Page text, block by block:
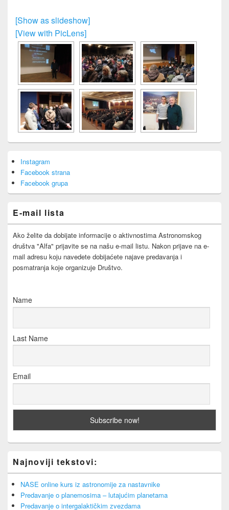
[Show as slideshow]
[View with PicLens]
Sidebar
Widget
Area
Instagram
Facebook strana
Facebook grupa
E-mail lista
Ako želite da dobijate informacije o aktivnostima Astronomskog
društva "Alfa" prijavite se na našu e-mail listu. Nakon prijave na e-
mail adresu koju navedete dobijaćete najave predavanja i
posmatranja koje organizuje Društvo.
Name
Last Name
Email
Najnoviji tekstovi:
NASE online kurs iz astronomije za nastavnike
Predavanje o planemosima – lutajućim planetama
Predavanje o intergalaktičkim zvezdama